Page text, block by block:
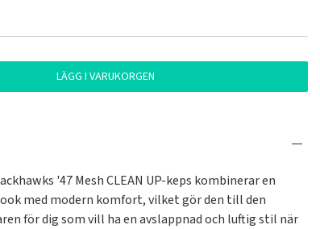
LÄGG I VARUKORGEN
'47 Mesh CLEAN UP-keps kombinerar en
med modern komfort, vilket gör den till den
för dig som vill ha en avslappnad och luftig stil när